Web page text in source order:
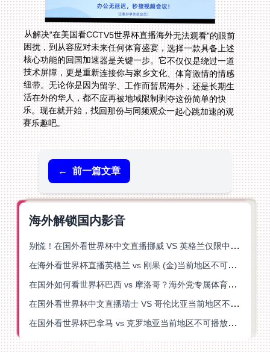
从解决“在美国看CCTV5世界杯直播海外无法观看”的眼前
困扰，到从容应对未来任何体育盛宴，选择一款具备上述
核心功能的回国加速器是关键一步。它不仅仅是绕过一道
技术屏障，更是重新连接你与家乡文化、体育激情的情感
纽带。无论你是因为留学、工作而暂居海外，还是长期生
活在外的华人，都不应再被地域限制剥夺这份简单的快
乐。现在就开始，找回那份与同频观众一起心跳加速的观
赛乐趣吧。
← 前一篇文章
海外解锁国内影音
别慌！在国外看世界杯中文直播挪威 VS 英格兰仅限中国大陆？这篇指南帮你搞定
在海外看世界杯直播英格兰 vs 刚果 (金)当前地区不可播放？这篇指南帮你突破所有限制
在国外如何看世界杯巴西 vs 摩洛哥？海外党专属体育观赛指南来了
在国外看世界杯中文直播瑞士 VS 哥伦比亚当前地区不可播放？这篇指南帮你搞定
在国外看世界杯巴拿马 vs 克罗地亚当前地区不可播放？这篇指南帮你轻松解决海外体育直播难题